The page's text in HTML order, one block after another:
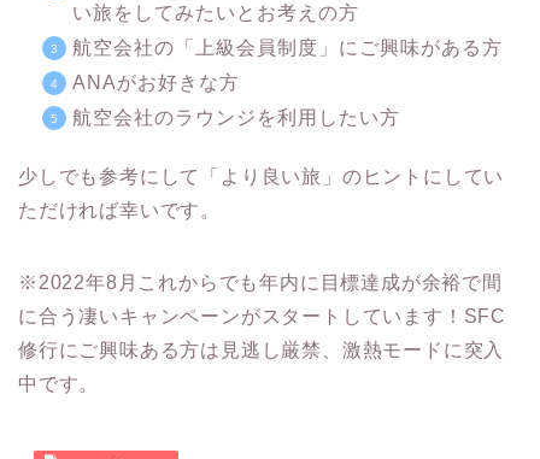
い旅をしてみたいとお考えの方
航空会社の「上級会員制度」にご興味がある方
ANAがお好きな方
航空会社のラウンジを利用したい方
少しでも参考にして「より良い旅」のヒントにしてい
ただければ幸いです。
※2022年8月これからでも年内に目標達成が余裕で間
に合う凄いキャンペーンがスタートしています！SFC
修行にご興味ある方は見逃し厳禁、激熱モードに突入
中です。